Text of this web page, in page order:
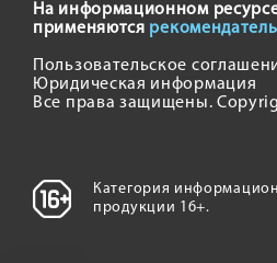
На информационном
применяются
Пользовательское
Юридическая информация
Все права защищены.
Категория
продукции 16+.